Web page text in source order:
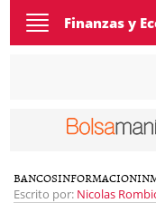
Toggle
navigation
Finanzas y
BANCOSINFORMACION
Escrito por: Nicolas